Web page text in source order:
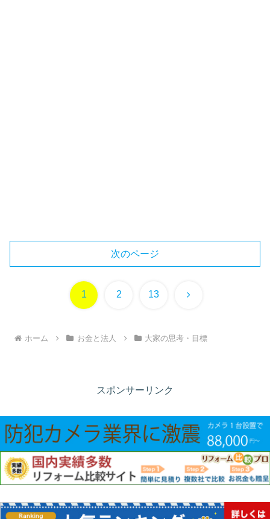
次のページ
1 2 13 次
ホーム お金と法人 大家の思考・目標
スポンサーリンク